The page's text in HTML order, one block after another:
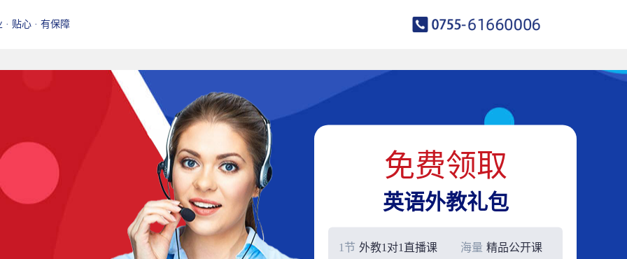
· 贴心 · 有保障
免费领取
英语外教礼包
1节 外教1对1直播课 海量 精品公开课